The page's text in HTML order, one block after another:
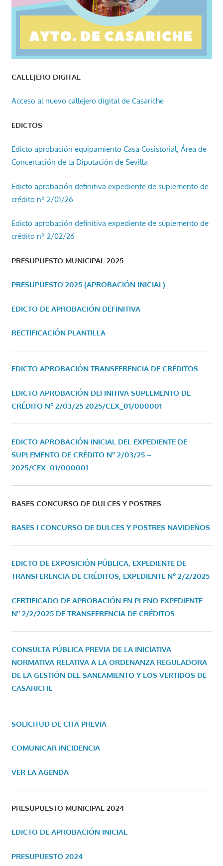
CALLEJERO DIGITAL
Acceso al nuevo callejero digital de Casariche
EDICTOS
Edicto aprobación equipamiento Casa Cosistorial, Área de
Concertación de la Diputación de Sevilla
Edicto aprobación definitiva expediente de suplemento de
crédito nº 2/01/26
Edicto aprobación definitiva expediente de suplemento de
crédito nº 2/02/26
PRESUPUESTO MUNICIPAL 2025
PRESUPUESTO 2025 (APROBACIÓN INICIAL)
EDICTO DE APROBACIÓN DEFINITIVA
RECTIFICACIÓN PLANTILLA
EDICTO APROBACIÓN TRANSFERENCIA DE CRÉDITOS
EDICTO APROBACIÓN DEFINITIVA SUPLEMENTO DE
CRÉDITO Nº 2/03/25 2025/CEX_01/000001
EDICTO APROBACIÓN INICIAL DEL EXPEDIENTE DE
SUPLEMENTO DE CRÉDITO Nº 2/03/25 –
2025/CEX_01/000001
BASES CONCURSO DE DULCES Y POSTRES
BASES I CONCURSO DE DULCES Y POSTRES NAVIDEÑOS
EDICTO DE EXPOSICIÓN PÚBLICA, EXPEDIENTE DE
TRANSFERENCIA DE CRÉDITOS, EXPEDIENTE Nº 2/2/2025
CERTIFICADO DE APROBACIÓN EN PLENO EXPEDIENTE
Nº 2/2/2025 DE TRANSFERENCIA DE CRÉDITOS
CONSULTA PÚBLICA PREVIA DE LA INICIATIVA
NORMATIVA RELATIVA A LA ORDENANZA REGULADORA
DE LA GESTIÓN DEL SANEAMIENTO Y LOS VERTIDOS DE
CASARICHE
SOLICITUD DE CITA PREVIA
COMUNICAR INCIDENCIA
VER LA AGENDA
PRESUPUESTO MUNICIPAL 2024
EDICTO DE APROBACIÓN INICIAL
PRESUPUESTO 2024